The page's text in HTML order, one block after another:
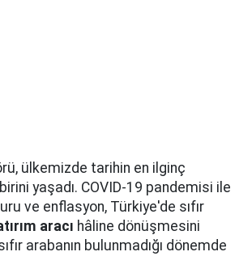
ülkemizde tarihin en ilginç
yaşadı. COVID-19 pandemisi ile
ve enflasyon, Türkiye'de sıfır
aracı hâline dönüşmesini
arabanın bulunmadığı dönemde